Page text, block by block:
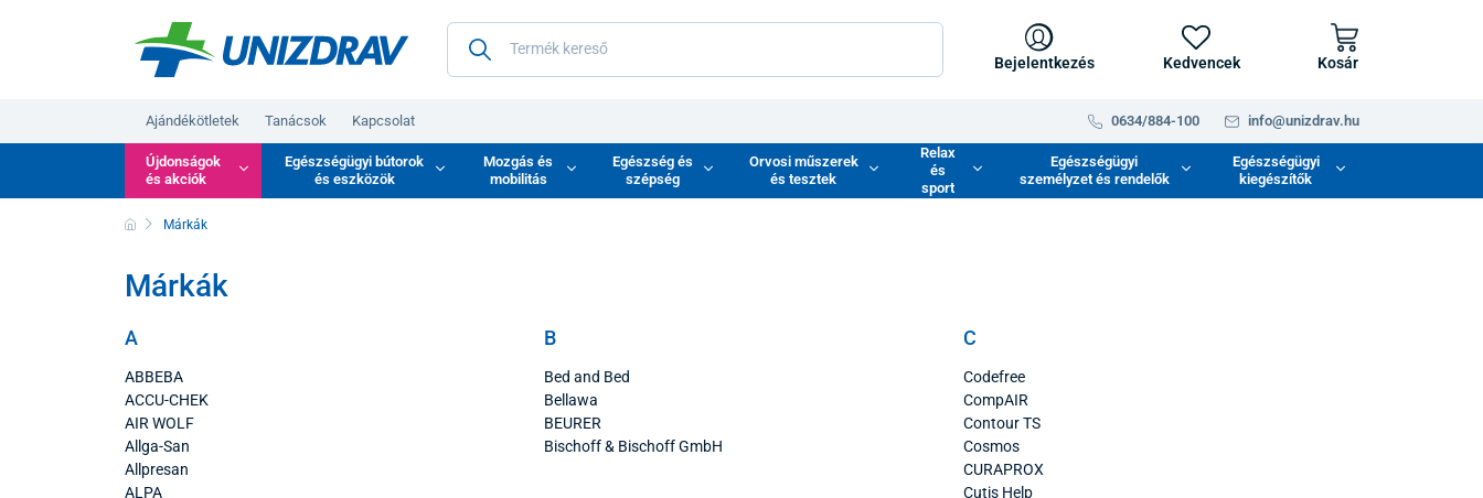
Bejelentkezés Kedvencek Kosár
Ajándékötletek Tanácsok Kapcsolat 0634/884-100 info@unizdrav.hu
Újdonságok
és akciók
Egészségügyi bútorok
és eszközök
Mozgás és
mobilitás
Egészség és
szépség
Orvosi műszerek
és tesztek
Relax
és
sport
Egészségügyi
személyzet és rendelők
Egészségügyi
kiegészítők
Márkák
Márkák
A
ABBEBA
ACCU-CHEK
AIR WOLF
Allga-San
Allpresan
ALPA
B
Bed and Bed
Bellawa
BEURER
Bischoff & Bischoff GmbH
C
Codefree
CompAIR
Contour TS
Cosmos
CURAPROX
Cutis Help